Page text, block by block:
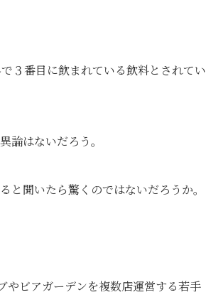
３番目に飲まれている飲料とされてい
論はないだろう。
聞いたら驚くのではないだろうか。
やビアガーデンを複数店運営する若手